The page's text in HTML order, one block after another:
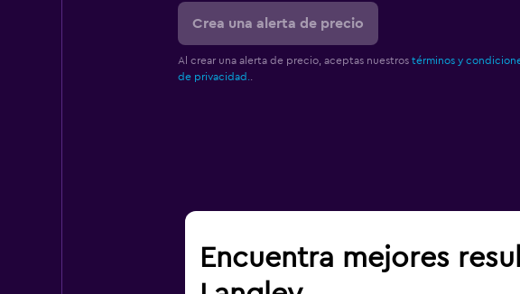
Crea una alerta de precio
Al crear una alerta de precio, aceptas nuestros términos y
de privacidad.
Encuentra mejores